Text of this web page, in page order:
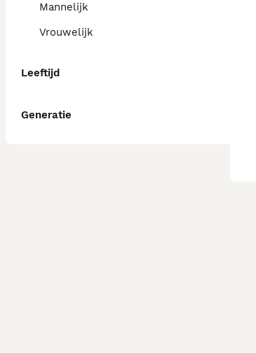
Mannelijk
Vrouwelijk
Leeftijd
Generatie